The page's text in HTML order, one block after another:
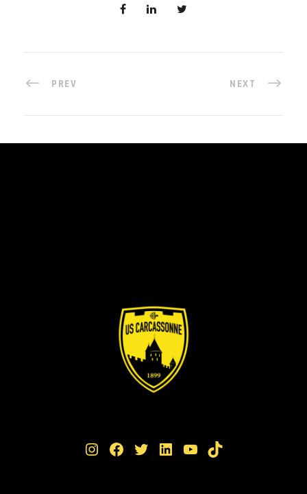
PREV NEXT
Instagram Facebook Twitter LinkedIn YouTube TikTok